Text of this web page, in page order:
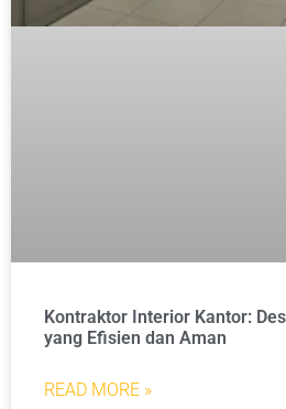
Kontraktor Interior Kantor:
yang Efisien dan Aman
READ MORE »